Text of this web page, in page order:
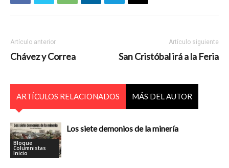
Artículo anterior
Chávez y Correa
Artículo siguiente
San Cristóbal irá a la Feria
ARTÍCULOS RELACIONADOS MÁS DEL AUTOR
Bloque
Columnistas
Inicio
Los siete demonios de la minería